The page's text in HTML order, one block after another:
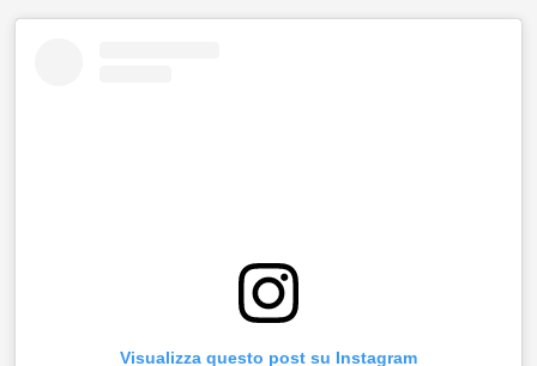
Visualizza questo post su Instagram